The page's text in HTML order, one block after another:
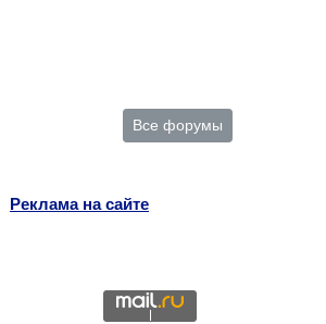
Все форумы
Реклама на сайте